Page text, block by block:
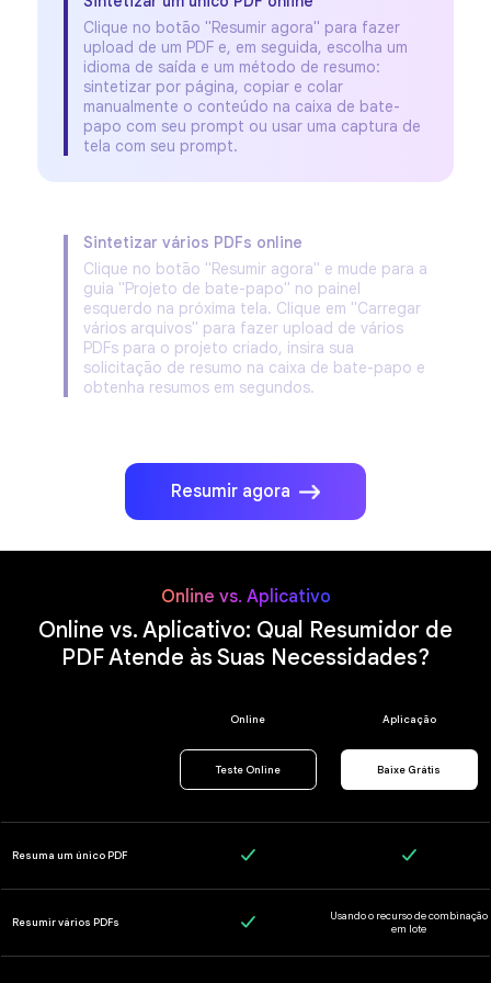
Clique no botão "Resumir agora" para fazer
upload de um PDF e, em seguida, escolha um
idioma de saída e um método de resumo:
sintetizar por página, copiar e colar
manualmente o conteúdo na caixa de bate-
papo com seu prompt ou usar uma captura de
tela com seu prompt.
Sintetizar vários PDFs online
Clique no botão "Resumir agora" e mude para a
guia "Projeto de bate-papo" no painel
esquerdo na próxima tela. Clique em "Carregar
vários arquivos" para fazer upload de vários
PDFs para o projeto criado, insira sua
solicitação de resumo na caixa de bate-papo e
obtenha resumos em segundos.
Resumir agora
Online vs. Aplicativo
Online vs. Aplicativo: Qual Resumidor de
PDF Atende às Suas Necessidades?